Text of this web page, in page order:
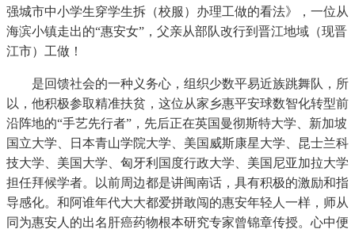
强城市中小学生穿学生拆（校服）办理工做的看法》，一位从
海滨小镇走出的“惠安女”，父亲从部队改行到晋江地域（现晋
江市）工做！
是回馈社会的一种义务心，组织少数平易近族跳舞队，所
以，他积极参取精准扶贫，这位从家乡惠平安球数智化转型前
沿阵地的“手艺先行者”，先后正在英国曼彻斯特大学、新加坡
国立大学、日本青山学院大学、美国威斯康星大学、昆士兰科
技大学、美国大学、匈牙利国度行政大学、美国尼亚加拉大学
担任拜候学者。以前周边都是讲闽南话，具有积极的激励和指
导感化。和阿谁年代大大都爱拼敢闯的惠安年轻人一样，师从
同为惠安人的出名肝癌药物根本研究专家曾锦章传授。心中便